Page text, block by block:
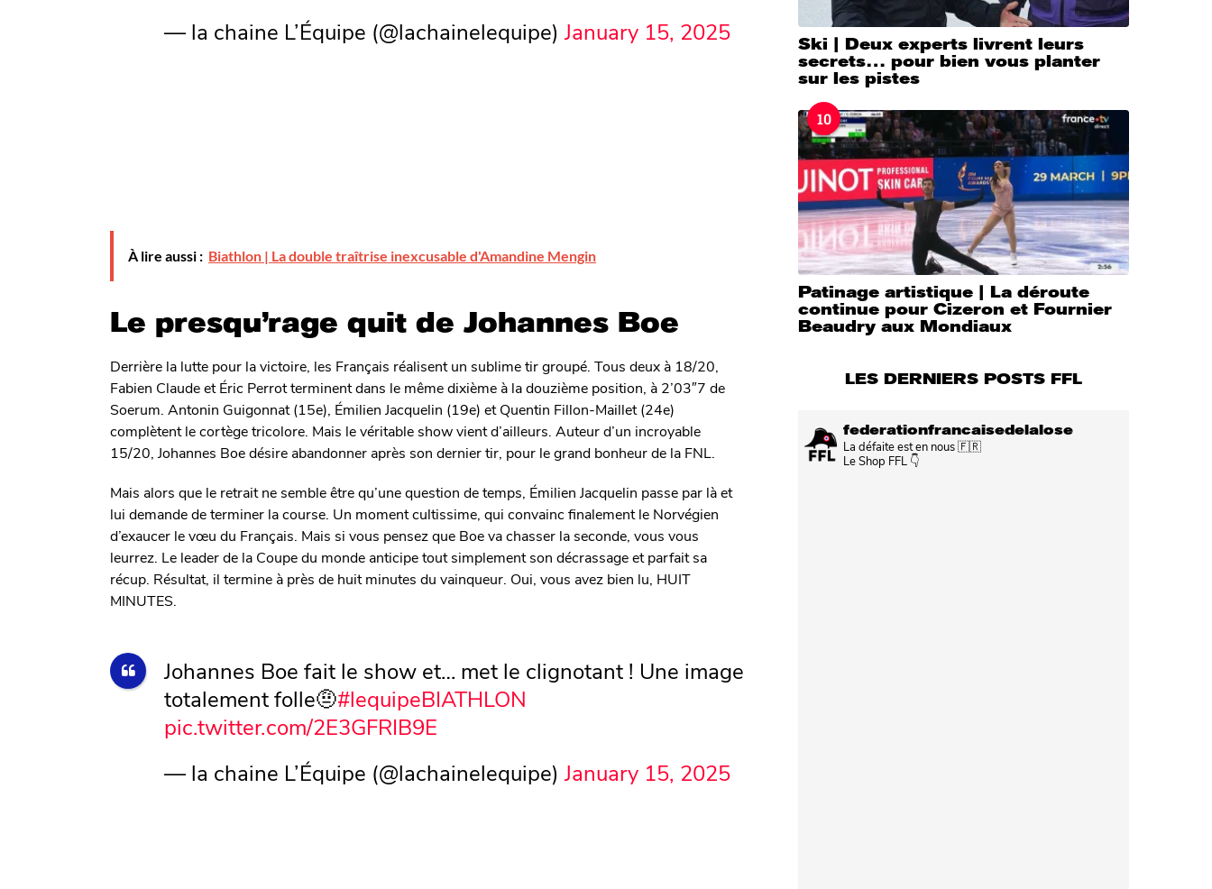
— la chaine L’Équipe (@lachainelequipe)January 15, 2025
À lire aussi : Biathlon | La double traîtrise inexcusable d'Amandine Mengin
Le presqu’rage quit de Johannes Boe
Derrière la lutte pour la victoire, les Français réalisent un sublime tir groupé. Tous deux à 18/20,
Fabien Claude et Éric Perrot terminent dans le même dixième à la douzième position, à 2’03″7 de
Soerum. Antonin Guigonnat (15e), Émilien Jacquelin (19e) et Quentin Fillon-Maillet (24e)
complètent le cortège tricolore. Mais le véritable show vient d’ailleurs. Auteur d’un incroyable
15/20, Johannes Boe désire abandonner après son dernier tir, pour le grand bonheur de la FNL.
Mais alors que le retrait ne semble être qu’une question de temps, Émilien Jacquelin passe par là et
lui demande de terminer la course. Un moment cultissime, qui convainc finalement le Norvégien
d’exaucer le vœu du Français. Mais si vous pensez que Boe va chasser la seconde, vous vous
leurrez. Le leader de la Coupe du monde anticipe tout simplement son décrassage et parfait sa
récup. Résultat, il termine à près de huit minutes du vainqueur. Oui, vous avez bien lu, HUIT
MINUTES.
Johannes Boe fait le show et… met le clignotant ! Une image
totalement folle🤨#lequipeBIATHLON
pic.twitter.com/2E3GFRIB9E
— la chaine L’Équipe (@lachainelequipe)January 15, 2025
Ski | Deux experts livrent leurs
secrets… pour bien vous planter
sur les pistes
10
Patinage artistique | La déroute
continue pour Cizeron et Fournier
Beaudry aux Mondiaux
LES DERNIERS POSTS FFL
federationfrancaisedelalose
La défaite est en nous 🇫🇷
Le Shop FFL 👇